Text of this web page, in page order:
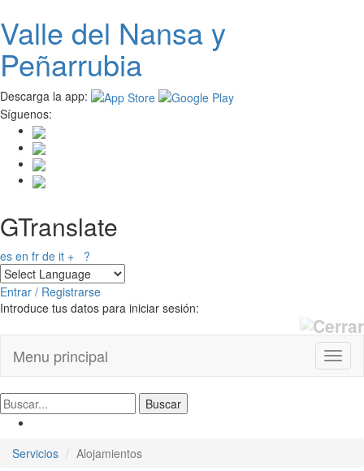
Pasar
al
contenido
principal
Valle del Nansay
Peñarrubia
Descarga la app:
Síguenos:
GTranslate
es en fr de it + ?
Entrar / Registrarse
Introduce tus datos para iniciar sesión:
Menu principal
Servicios Alojamientos